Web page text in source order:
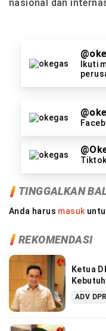
nasional dan
Ikuti
TINGGALKAN
Anda harus masuk
REKOMENDASI
Ketua
ADV